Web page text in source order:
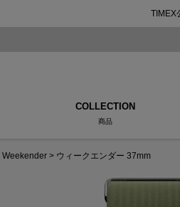
TIMEX
COLLECTION
商品
Weekender ウィークエンダー 37mm